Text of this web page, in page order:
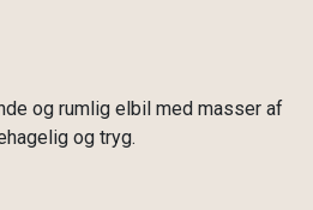
og rumlig elbil med masser af
og tryg.